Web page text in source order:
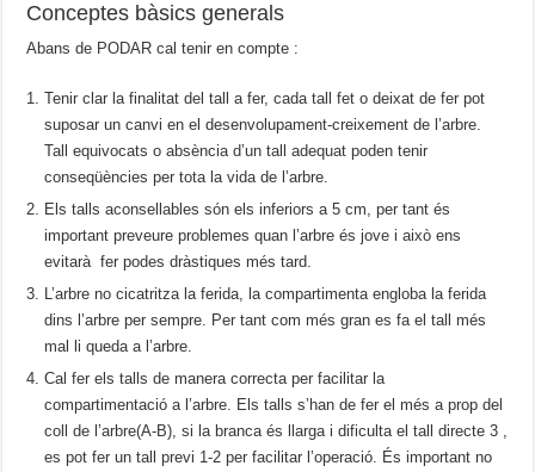
Conceptes bàsics generals
Abans de PODAR cal tenir en compte :
Tenir clar la finalitat del tall a fer, cada tall fet o deixat de fer pot
suposar un canvi en el desenvolupament-creixement de l’arbre.
Tall equivocats o absència d’un tall adequat poden tenir
conseqüències per tota la vida de l’arbre.
Els talls aconsellables són els inferiors a 5 cm, per tant és
important preveure problemes quan l’arbre és jove i això ens
evitarà fer podes dràstiques més tard.
L’arbre no cicatritza la ferida, la compartimenta engloba la ferida
dins l’arbre per sempre. Per tant com més gran es fa el tall més
mal li queda a l’arbre.
Cal fer els talls de manera correcta per facilitar la
compartimentació a l’arbre. Els talls s’han de fer el més a prop del
coll de l’arbre(A-B), si la branca és llarga i dificulta el tall directe 3 ,
es pot fer un tall previ 1-2 per facilitar l’operació. És important no